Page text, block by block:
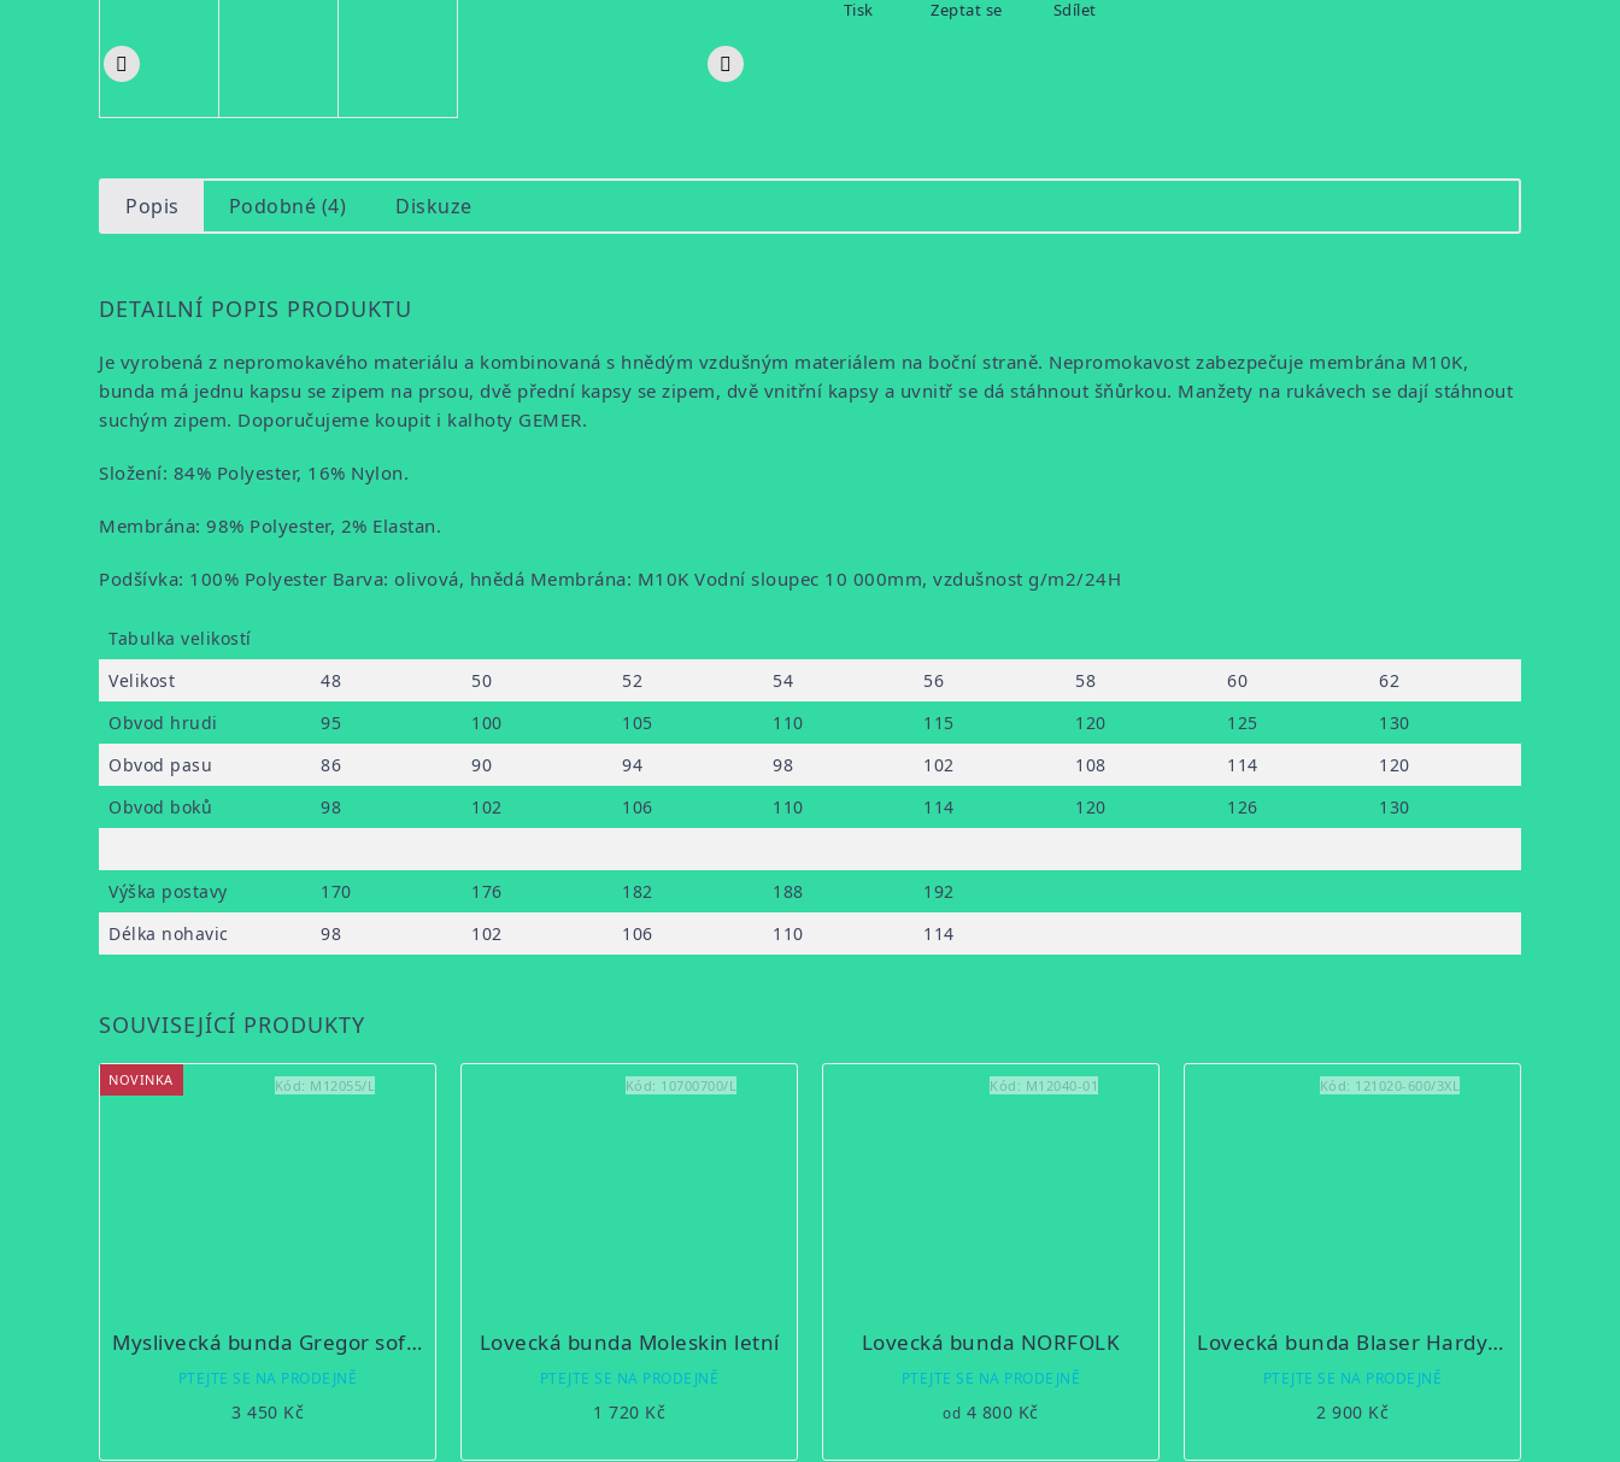
Tisk Zeptat se Sdílet
Popis Podobné (4) Diskuze
DETAILNÍ POPIS PRODUKTU
Je vyrobená z nepromokavého materiálu a kombinovaná s hnědým vzdušným materiálem na boční straně. Nepromokavost zabezpečuje membrána M10K,
bunda má jednu kapsu se zipem na prsou, dvě přední kapsy se zipem, dvě vnitřní kapsy a uvnitř se dá stáhnout šňůrkou. Manžety na rukávech se dají stáhnout
suchým zipem. Doporučujeme koupit i kalhoty GEMER.
Složení: 84% Polyester, 16% Nylon.
Membrána: 98% Polyester, 2% Elastan.
Podšívka: 100% Polyester Barva: olivová, hnědá Membrána: M10K Vodní sloupec 10 000mm, vzdušnost g/m2/24H
Tabulka velikostí
Velikost
48 50 52 54 56 58 60
62
Obvod hrudi
95 100 105 110 115 120 125
130
Obvod pasu
86 90 94 98 102 108 114
120
Obvod boků
98 102 106 110 114 120 126 130
Výška postavy 170 176 182 188
192
Délka nohavic
98 102 106 110 114
SOUVISEJÍCÍ PRODUKTY
NOVINKA
Myslivecká bunda Gregor softshell
PTEJTE SE NA PRODEJNĚ
3 450 Kč
Kód: M12055/L
Lovecká bunda Moleskin letní
PTEJTE SE NA PRODEJNĚ
1 720 Kč
Kód: 10700700/L
Lovecká bunda NORFOLK
PTEJTE SE NA PRODEJNĚ
od 4 800 Kč
Kód: M12040-01
Lovecká bunda Blaser Hardy letní
PTEJTE SE NA PRODEJNĚ
2 900 Kč
Kód: 121020-600/3XL